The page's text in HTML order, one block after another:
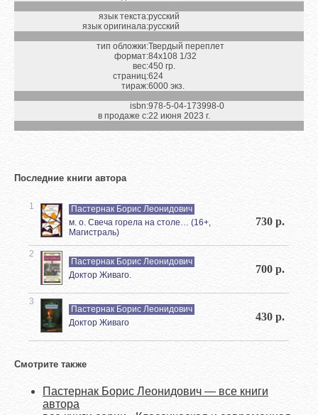
язык текста:русский
язык оригинала:русский
тип обложки:Твердый переплет
формат:84х108 1/32
вес:450 гр.
страниц:624
тираж:6000 экз.
isbn:978-5-04-173998-0
в продаже с:22 июня 2023 г.
Последние книги автора
1
Пастернак Борис Леонидович
м. о. Свеча горела на столе… (16+,
Магистраль)
730 р.
2
Пастернак Борис Леонидович
Доктор Живаго.
700 р.
3
Пастернак Борис Леонидович
Доктор Живаго
430 р.
Смотрите также
Пастернак Борис Леонидович — все книги
автора